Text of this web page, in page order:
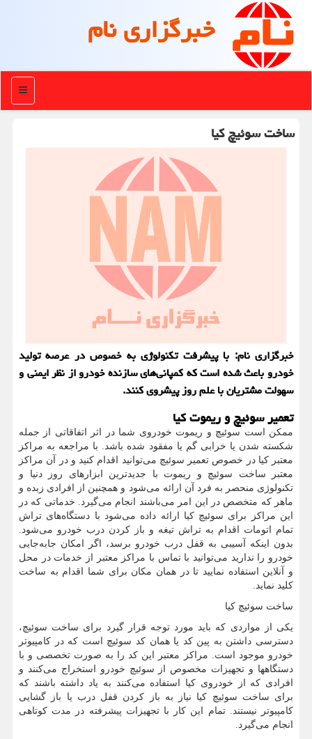
خبرگزاری نام
منو
ساخت سوئیچ كیا
خبرگزاری نام: با پیشرفت تكنولوژی به خصوص در عرصه تولید
خودرو باعث شده است كه كمپانی‌های سازنده خودرو از نظر ایمنی و
سهولت مشتریان با علم روز پیشروی كنند.
تعمیر سوئیچ و ریموت کیا
ممکن است سوئیچ و ریموت خودروی شما در اثر اتفاقاتی از جمله
شکسته شدن یا خرابی گم یا مفقود شده باشد. با مراجعه به مراکز
معتبر کیا در خصوص تعمیر سوئیچ می‌توانید اقدام کنید و در آن مراکز
معتبر ساخت سوئیچ و ریموت با جدیدترین ابزارهای روز دنیا و
تکنولوژی منحصر به فرد آن ارائه می‌شود و همچنین از افرادی زبده و
ماهر که متخصص در این امر می‌باشند انجام می‌گیرد. خدماتی که در
این مراکز برای سوئیچ کیا ارائه داده می‌شود با دستگاه‌های تراش
تمام اتومات اقدام به تراش تیغه و باز کردن درب خودرو می‌شود.
بدون اینکه آسیبی به قفل درب خودرو برسد، اگر امکان جابه‌جایی
خودرو را ندارید می‌توانید با تماس با مراکز معتبر از خدمات در محل
و آنلاین استفاده نمایید تا در همان مکان برای شما اقدام به ساخت
کلید نماید.
ساخت سوئیچ کیا
یکی از مواردی که باید مورد توجه قرار گیرد برای ساخت سوئیچ،
دسترسی داشتن به پین کد یا همان کد سوئیچ است که در کامپیوتر
خودرو موجود است. مراکز معتبر این کد را به صورت تخصصی و با
دستگاهها و تجهیزات مخصوص از سوئیچ خودرو استخراج می‌کنند و
افرادی که از خودروی کیا استفاده می‌کنند به یاد داشته باشند که
برای ساخت سوئیچ کیا نیاز به باز کردن قفل درب یا باز گشایی
کامپیوتر نیستند. تمام این کار با تجهیزات پیشرفته در مدت کوتاهی
انجام می‌گیرد.